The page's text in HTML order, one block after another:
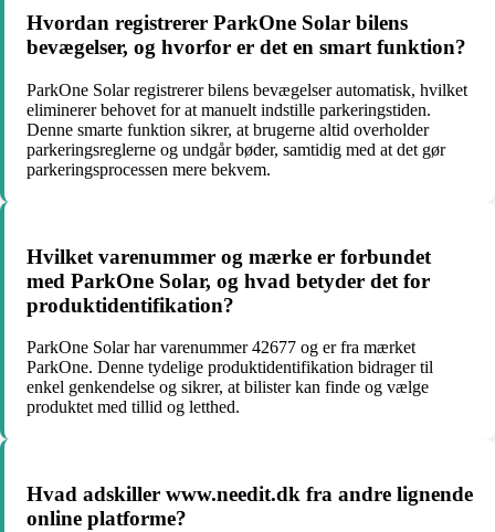
Hvordan registrerer ParkOne Solar bilens
bevægelser, og hvorfor er det en smart funktion?
ParkOne Solar registrerer bilens bevægelser automatisk, hvilket
eliminerer behovet for at manuelt indstille parkeringstiden.
Denne smarte funktion sikrer, at brugerne altid overholder
parkeringsreglerne og undgår bøder, samtidig med at det gør
parkeringsprocessen mere bekvem.
Hvilket varenummer og mærke er forbundet
med ParkOne Solar, og hvad betyder det for
produktidentifikation?
ParkOne Solar har varenummer 42677 og er fra mærket
ParkOne. Denne tydelige produktidentifikation bidrager til
enkel genkendelse og sikrer, at bilister kan finde og vælge
produktet med tillid og letthed.
Hvad adskiller www.needit.dk fra andre lignende
online platforme?